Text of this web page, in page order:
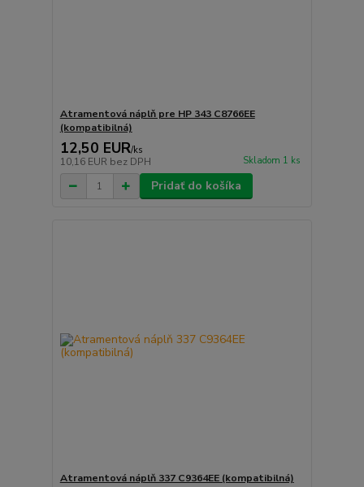
Atramentová náplň pre HP 343 C8766EE
(kompatibilná)
12,50 EUR/ks
10,16 EUR bez DPH Skladom 1 ks
Pridať do košíka
Atramentová náplň 337 C9364EE (kompatibilná)